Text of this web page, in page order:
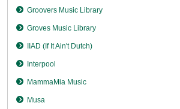
Groovers Music Library
Groves Music Library
IIAD (If It Ain't Dutch)
Interpool
MammaMia Music
Musa